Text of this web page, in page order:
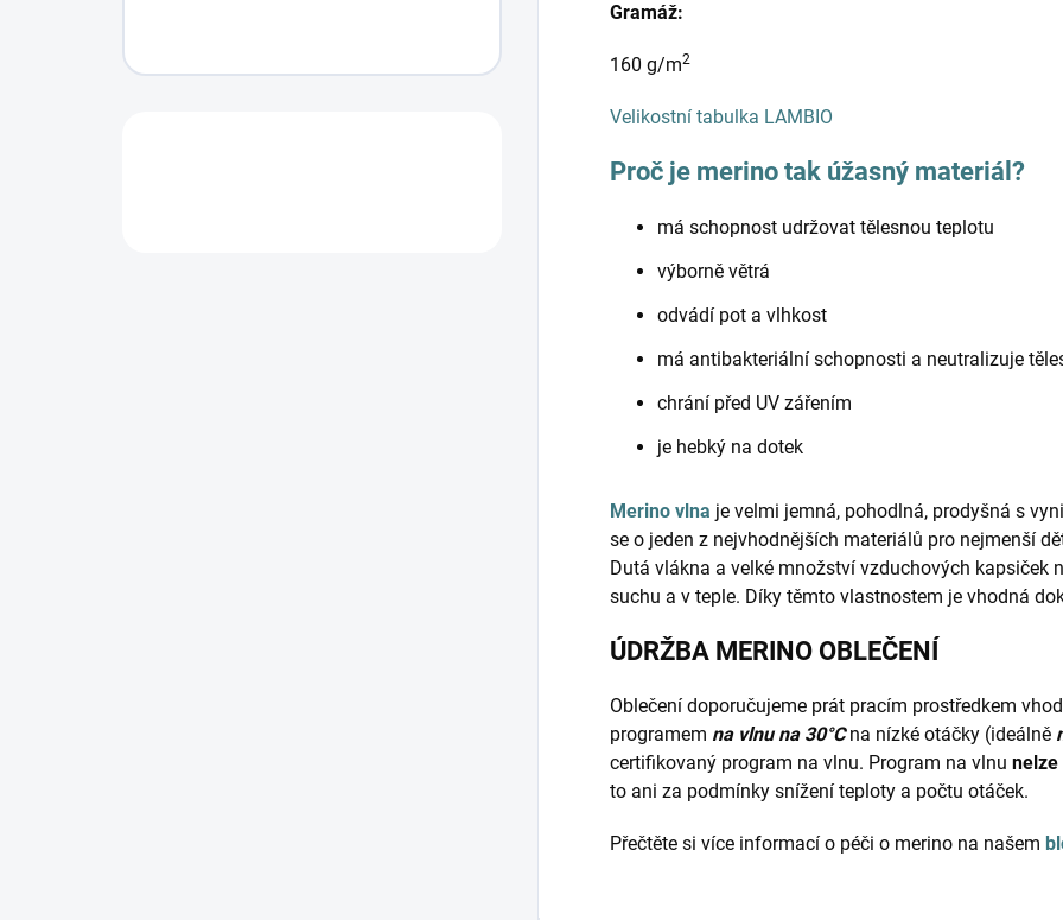
Gramáž:
160 g/m2
Velikostní tabulka LAMBIO
Proč je merino tak úžasný materiál?
má schopnost udržovat tělesnou teplotu
výborně větrá
odvádí pot a vlhkost
má antibakteriální schopnosti a neutralizuje
chrání před UV zářením
je hebký na dotek
Merino vlna je velmi jemná, pohodlná, prodyšná s
se o jeden z nejvhodnějších materiálů pro nejmenší
Dutá vlákna a velké množství vzduchových kapsiček
suchu a v teple. Díky těmto vlastnostem je vhodná
ÚDRŽBA MERINO OBLEČENÍ
Oblečení doporučujeme prát pracím prostředkem
programem na vlnu na 30°Cna nízké otáčky (ideálně
certifikovaný program na vlnu. Program na vlnu nelze
to ani za podmínky snížení teploty a počtu otáček.
Přečtěte si více informací o péči o merino na našem